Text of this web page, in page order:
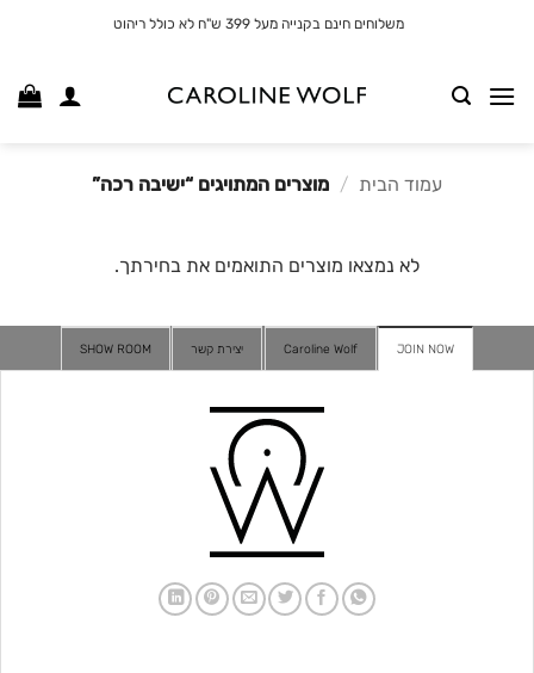
משלוחים חינם בקנייה מעל 399 ש"ח לא כולל ריהוט
עמוד הבית / מוצרים המתויגים “ישיבה רכה”
לא נמצאו מוצרים התואמים את בחירתך.
JOIN NOW
Caroline Wolf יצירת קשר SHOW ROOM